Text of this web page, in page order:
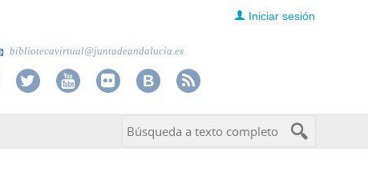
Iniciar sesión
bibliotecavirtual@juntadeandalucia.es